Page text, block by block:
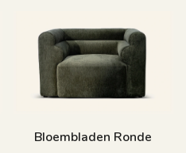
meest compacte ruimtes.
Bloembladen Ronde